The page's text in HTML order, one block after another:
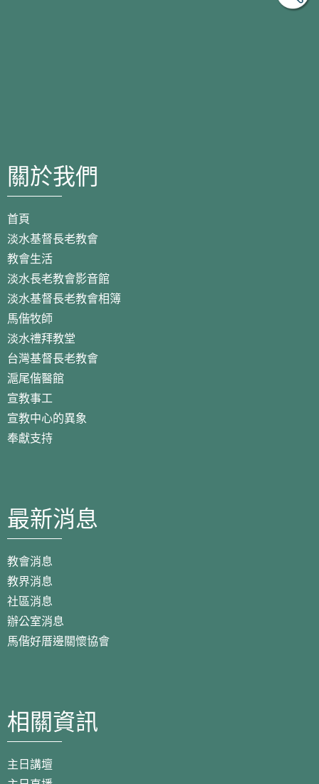
關於我們
首頁
淡水基督長老教會
教會生活
淡水長老教會影音館
淡水基督長老教會相簿
馬偕牧師
淡水禮拜教堂
台灣基督長老教會
滬尾偕醫館
宣教事工
宣教中心的異象
奉獻支持
最新消息
教會消息
教界消息
社區消息
辦公室消息
馬偕好厝邊關懷協會
相關資訊
主日講壇